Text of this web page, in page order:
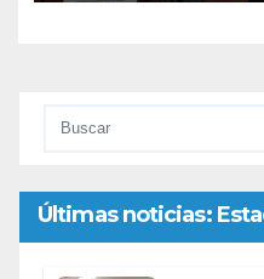
Últimas noticias: